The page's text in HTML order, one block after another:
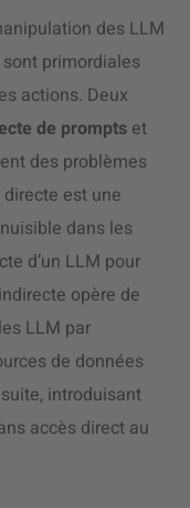
des LLM
primordiales
actions. Deux
de prompts et
des problèmes
est une
dans les
d’un LLM pour
opère de
LLM par
de données
introduisant
accès direct au